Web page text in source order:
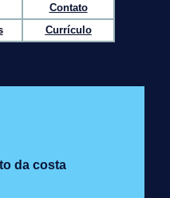
Contato
Currículo
da costa